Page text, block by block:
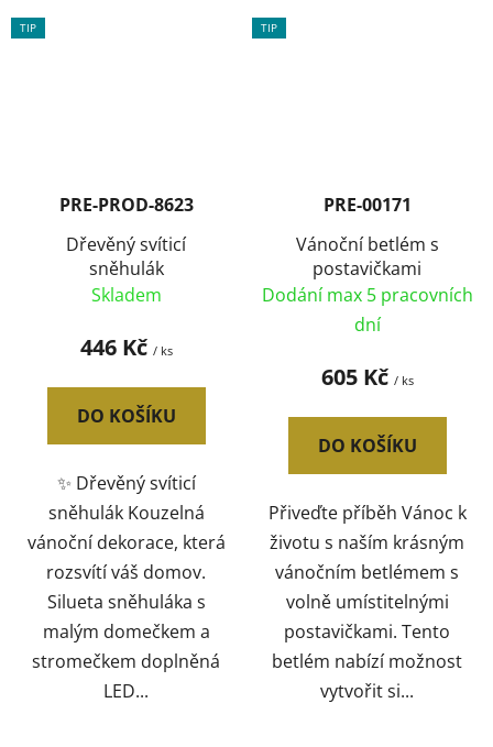
TIP
PRE-PROD-8623
Dřevěný svíticí
sněhulák
Skladem
446 Kč / ks
DO KOŠÍKU
✨ Dřevěný svíticí
sněhulák Kouzelná
vánoční dekorace, která
rozsvítí váš domov.
Silueta sněhuláka s
malým domečkem a
stromečkem doplněná
LED...
TIP
PRE-00171
Vánoční betlém s
postavičkami
Dodání max 5 pracovních
dní
605 Kč / ks
DO KOŠÍKU
Přiveďte příběh Vánoc k
životu s naším krásným
vánočním betlémem s
volně umístitelnými
postavičkami. Tento
betlém nabízí možnost
vytvořit si...